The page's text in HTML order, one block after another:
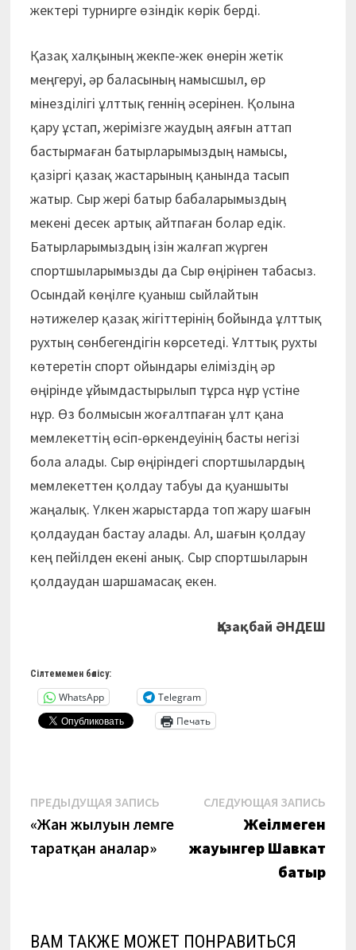
жектері турнирге өзіндік көрік берді.
Қазақ халқының жекпе-жек өнерін жетік
меңгеруі, әр баласының намысшыл, өр
мінезділігі ұлттық геннің әсерінен. Қолына
қару ұстап, жерімізге жаудың аяғын аттап
бастырмаған батырларымыздың намысы,
қазіргі қазақ жастарының қанында тасып
жатыр. Сыр жері батыр бабаларымыздың
мекені десек артық айтпаған болар едік.
Батырларымыздың ізін жалғап жүрген
спортшыларымызды да Сыр өңірінен табасыз.
Осындай көңілге қуаныш сыйлайтын
нәтижелер қазақ жігіттерінің бойында ұлттық
рухтың сөнбегендігін көрсетеді. Ұлттық рухты
көтеретін спорт ойындары еліміздің әр
өңірінде ұйымдастырылып тұрса нұр үстіне
нұр. Өз болмысын жоғалтпаған ұлт қана
мемлекеттің өсіп-өркендеуінің бас­ты негізі
бола алады. Сыр өңіріндегі спортшылардың
мемлекеттен қолдау табуы да қуаншыты
жаңалық. Үлкен жарыстарда топ жару шағын
қолдаудан бастау алады. Ал, шағын қолдау
кең пейілден екені анық. Сыр спортшыларын
қолдаудан шаршамасақ екен.
Қазақбай ӘНДЕШ
Сілтемемен бөлісу:
WhatsApp
Telegram
Печать
Навигация
по
записям
ПРЕДЫДУЩАЯ ЗАПИСЬПредыдущая
запись:
«Жан жылуын әлемге
таратқан аналар»
СЛЕДУЮЩАЯ ЗАПИСЬ
Жеңілмеген
жауынгер Шавкат
батыр
ВАМ ТАКЖЕ МОЖЕТ ПОНРАВИТЬСЯ